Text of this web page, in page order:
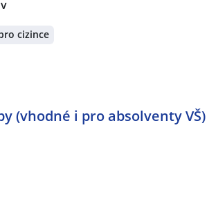
cizince
(vhodné i pro absolventy VŠ)